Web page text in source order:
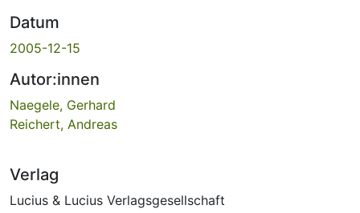
Datum
2005-12-15
Autor:innen
Naegele, Gerhard
Reichert, Andreas
Verlag
Lucius & Lucius Verlagsgesellschaft